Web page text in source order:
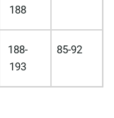
188
188-
193
85-92